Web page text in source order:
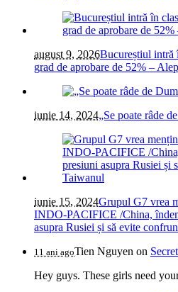
august 9, 2026Bucureștiul intră
grad de aprobare de 52% –
iunie 14, 2024„Se poate râde
iunie 15, 2024Grupul G7 vrea
INDO-PACIFICE /China,
asupra Rusiei și să evite
11 ani agoTien Nguyen on
Hey guys. These girls need